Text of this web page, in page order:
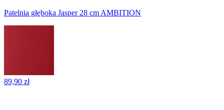
Patelnia głęboka Jasper 28 cm AMBITION
89,90 zł